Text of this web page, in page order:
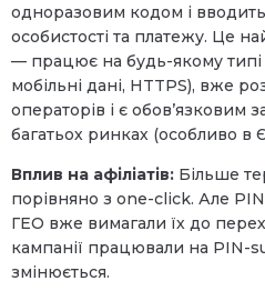
одноразовим кодом і
особистості та платежу. Це
— працює на будь-якому
мобільні дані, HTTPS), вже
операторів і є обов’язковим
багатьох ринках (особливо в
Вплив на афіліатів: Більше
порівняно з one-click. Але
ГЕО вже вимагали їх до
кампанії працювали на PIN-
змінюється.